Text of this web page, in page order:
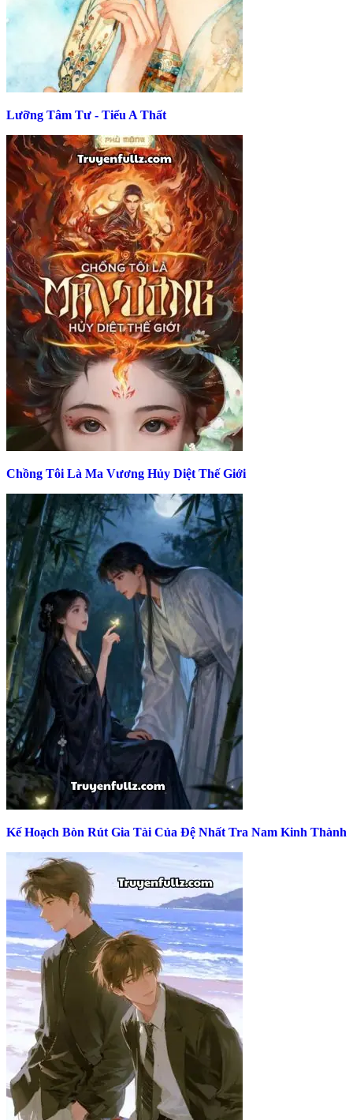
Lưỡng Tâm Tư - Tiểu A Thất
Chồng Tôi Là Ma Vương Hủy Diệt Thế Giới
Kế Hoạch Bòn Rút Gia Tài Của Đệ Nhất Tra Nam Kinh Thành